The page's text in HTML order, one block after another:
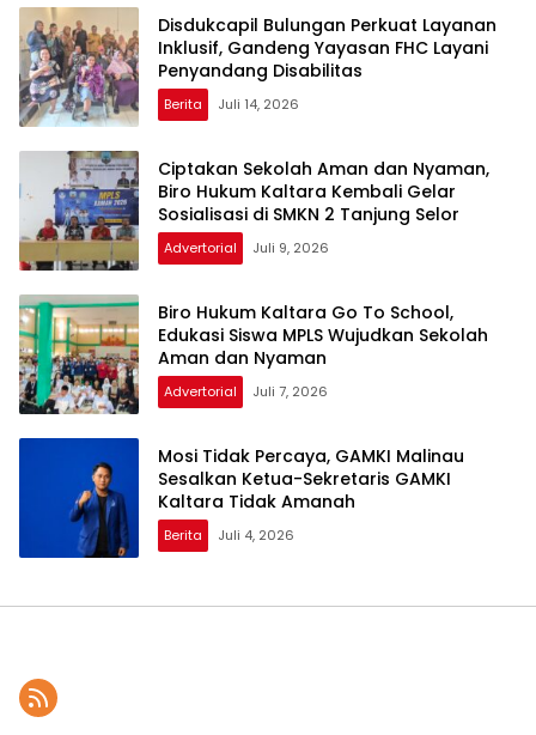
Disdukcapil Bulungan Perkuat Layanan
Inklusif, Gandeng Yayasan FHC Layani
Penyandang Disabilitas
Berita Juli 14, 2026
Ciptakan Sekolah Aman dan Nyaman,
Biro Hukum Kaltara Kembali Gelar
Sosialisasi di SMKN 2 Tanjung Selor
Advertorial Juli 9, 2026
Biro Hukum Kaltara Go To School,
Edukasi Siswa MPLS Wujudkan Sekolah
Aman dan Nyaman
Advertorial Juli 7, 2026
Mosi Tidak Percaya, GAMKI Malinau
Sesalkan Ketua-Sekretaris GAMKI
Kaltara Tidak Amanah
Berita Juli 4, 2026